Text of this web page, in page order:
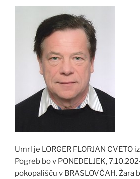
Umrl je LORGER FLORJAN CVETO
Pogreb bo v PONEDELJEK,
pokopališču v BRASLOVČAH. Žara